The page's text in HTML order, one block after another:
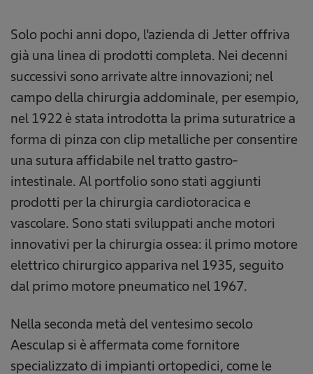
Solo pochi anni dopo, l'azienda di Jetter offriva
già una linea di prodotti completa. Nei decenni
successivi sono arrivate altre innovazioni; nel
campo della chirurgia addominale, per esempio,
nel 1922 è stata introdotta la prima suturatrice a
forma di pinza con clip metalliche per consentire
una sutura affidabile nel tratto gastro-
intestinale. Al portfolio sono stati aggiunti
prodotti per la chirurgia cardiotoracica e
vascolare. Sono stati sviluppati anche motori
innovativi per la chirurgia ossea: il primo motore
elettrico chirurgico appariva nel 1935, seguito
dal primo motore pneumatico nel 1967.
Nella seconda metà del ventesimo secolo
Aesculap si è affermata come fornitore
specializzato di impianti ortopedici, come le